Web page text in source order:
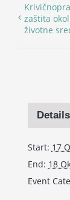
zaštita
životne
Details
Start: 17
End: 18
Event